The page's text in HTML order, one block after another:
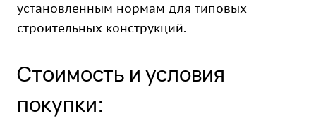
установленным нормам для типовых
строительных конструкций.
Стоимость и условия
покупки: